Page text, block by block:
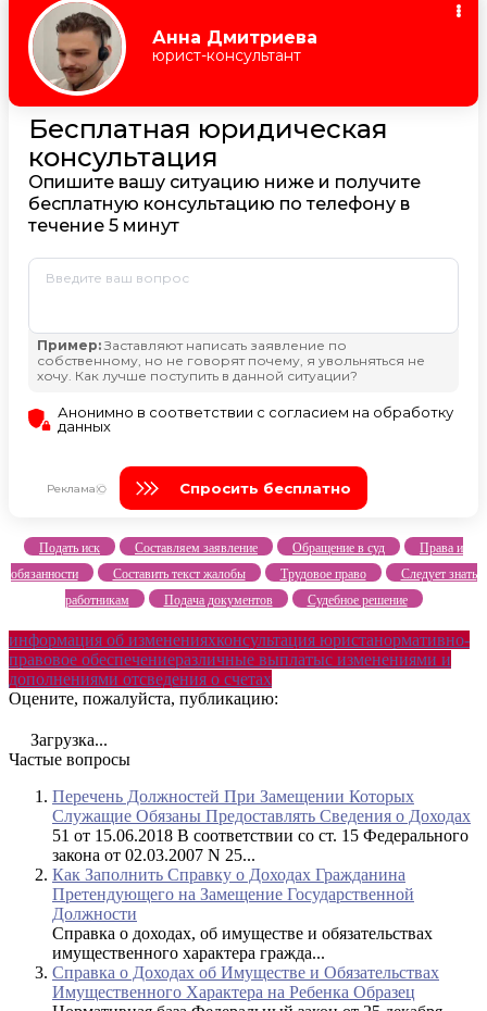
Подать иск Составляем заявление Обращение в суд
Права и
обязанности
Составить текст жалобы Трудовое право
Следует знать
работникам
Подача документов Судебное решение
информация об измененияхконсультация юристанормативно-
правовое обеспечениеразличные выплатыс изменениями и
дополнениями отсведения о счетах
Оцените, пожалуйста, публикацию:
Загрузка...
Частые вопросы
Перечень Должностей При Замещении Которых
Служащие Обязаны Предоставлять Сведения о Доходах
51 от 15.06.2018 В соответствии со ст. 15 Федерального
закона от 02.03.2007 N 25...
Как Заполнить Справку о Доходах Гражданина
Претендующего на Замещение Государственной
Должности
Справка о доходах, об имуществе и обязательствах
имущественного характера гражда...
Справка о Доходах об Имуществе и Обязательствах
Имущественного Характера на Ребенка Образец